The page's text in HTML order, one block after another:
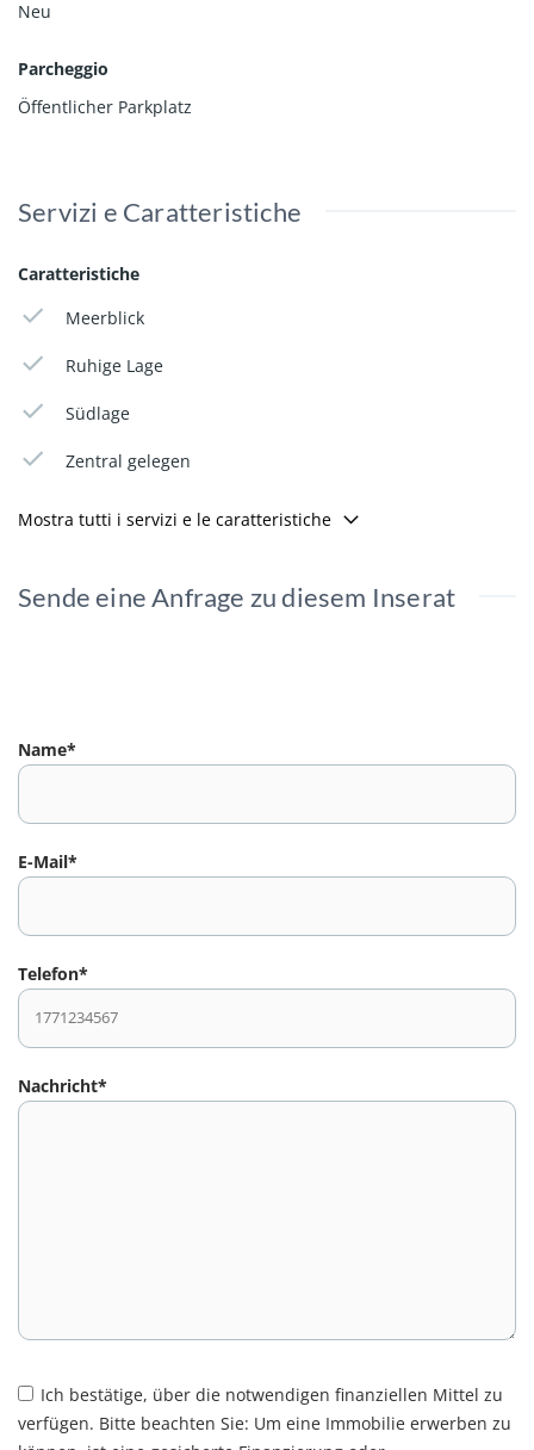
Neu
Parcheggio
Öffentlicher Parkplatz
Servizi e Caratteristiche
Caratteristiche
Meerblick
Ruhige Lage
Südlage
Zentral gelegen
Mostra tutti i servizi e le caratteristiche
Sende eine Anfrage zu diesem Inserat
Name*
E-Mail*
Telefon*
Nachricht*
Ich bestätige, über die notwendigen finanziellen Mittel zu
verfügen. Bitte beachten Sie: Um eine Immobilie erwerben zu